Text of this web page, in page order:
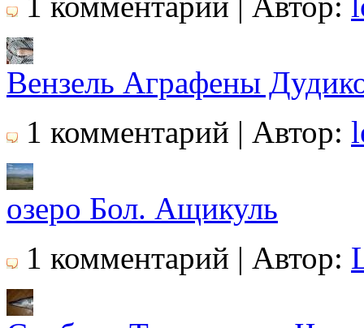
Вензель Аграфены
1 комментарий | Автор:
озеро Бол. Ащикуль
1 комментарий | Автор: